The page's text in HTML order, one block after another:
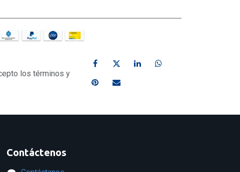
los términos y
Contáctenos